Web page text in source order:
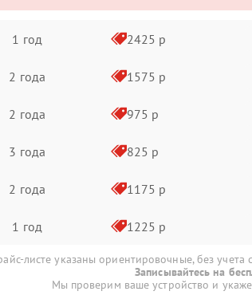
1 год 2425 р
2 года 1575 р
2 года 975 р
3 года 825 р
2 года 1175 р
1 год 1225 р
листе указаны ориентировочные, без учета
Записывайтесь на
Мы проверим ваше устройство и